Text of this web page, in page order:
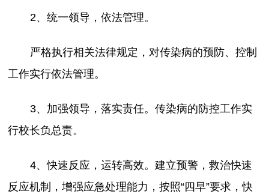
2、统一领导，依法管理。
严格执行相关法律规定，对传染病的预防、控制
工作实行依法管理。
3、加强领导，落实责任。传染病的防控工作实
行校长负总责。
4、快速反应，运转高效。建立预警，救治快速
反应机制，增强应急处理能力，按照“四早”要求，快